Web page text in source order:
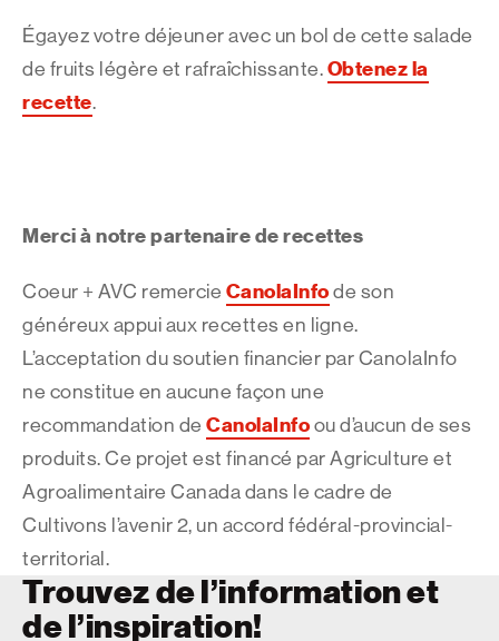
Égayez votre déjeuner avec un bol de cette salade
de fruits légère et rafraîchissante. Obtenez la
recette.
Merci à notre partenaire de recettes
Coeur + AVC remercie CanolaInfode son
généreux appui aux recettes en ligne.
L’acceptation du soutien financier par CanolaInfo
ne constitue en aucune façon une
recommandation de CanolaInfoou d’aucun de ses
produits. Ce projet est financé par Agriculture et
Agroalimentaire Canada dans le cadre de
Cultivons l’avenir 2, un accord fédéral-provincial-
territorial.
Trouvez de l’information et
de l’inspiration!